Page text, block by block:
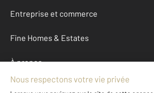
Entreprise et commerce
Fine Homes & Estates
À propos
International